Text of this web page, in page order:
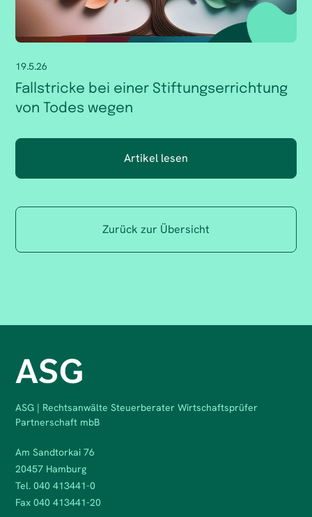
19.5.26
Fallstricke bei einer Stiftungserrichtung
von Todes wegen
Artikel lesen
Zurück zur Übersicht
ASG | Rechtsanwälte Steuerberater Wirtschaftsprüfer
Partnerschaft mbB
Am Sandtorkai 76
20457 Hamburg
Tel. 040 413441-0
Fax 040 413441-20